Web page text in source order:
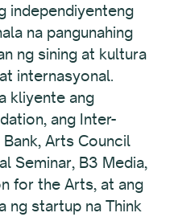
independiyenteng
na pangunahing
ng sining at kultura
internasyonal.
kliyente ang
ang Inter-
Arts Council
Seminar, B3 Media,
for the Arts, at ang
ng startup na Think